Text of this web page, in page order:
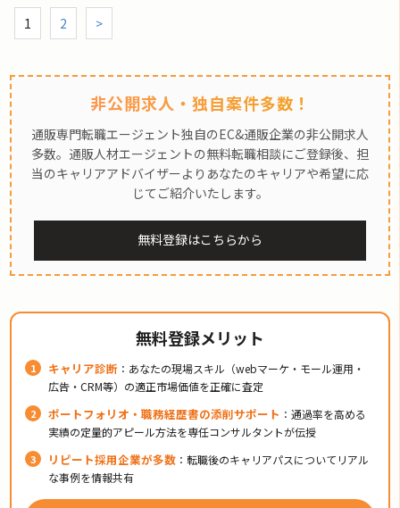
1 2 >
非公開求人・独自案件多数！
通販専門転職エージェント独自のEC&通販企業の非公開求人
多数。通販人材エージェントの無料転職相談にご登録後、担
当のキャリアアドバイザーよりあなたのキャリアや希望に応
じてご紹介いたします。
無料登録はこちらから
無料登録メリット
キャリア診断 ：あなたの現場スキル（webマーケ・モール運用・
広告・CRM等）の適正市場価値を正確に査定
ポートフォリオ・職務経歴書の添削サポート ：通過率を高める
実績の定量的アピール方法を専任コンサルタントが伝授
リピート採用企業が多数 ：転職後のキャリアパスについてリアル
な事例を情報共有